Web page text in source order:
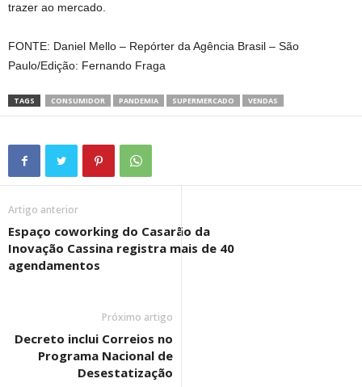
trazer ao mercado.
FONTE: Daniel Mello – Repórter da Agência Brasil – São
Paulo/Edição: Fernando Fraga
TAGS CONSUMIDOR PANDEMIA SUPERMERCADO VENDAS
Artigo anterior
Espaço coworking do Casarão da
Inovação Cassina registra mais de 40
agendamentos
Próximo artigo
Decreto inclui Correios no
Programa Nacional de
Desestatização